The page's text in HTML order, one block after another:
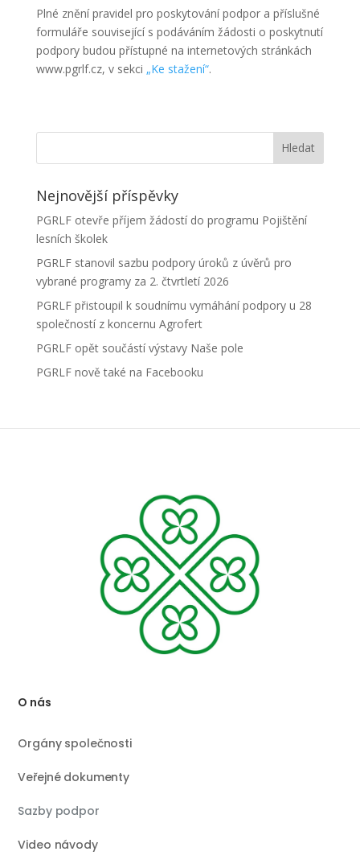
Plné znění pravidel pro poskytování podpor a příslušné
formuláře související s podáváním žádosti o poskytnutí
podpory budou přístupné na internetových stránkách
www.pgrlf.cz, v sekci „Ke stažení“.
Nejnovější příspěvky
PGRLF otevře příjem žádostí do programu Pojištění
lesních školek
PGRLF stanovil sazbu podpory úroků z úvěrů pro
vybrané programy za 2. čtvrtletí 2026
PGRLF přistoupil k soudnímu vymáhání podpory u 28
společností z koncernu Agrofert
PGRLF opět součástí výstavy Naše pole
PGRLF nově také na Facebooku
O nás
Orgány společnosti
Veřejné dokumenty
Sazby podpor
Video návody